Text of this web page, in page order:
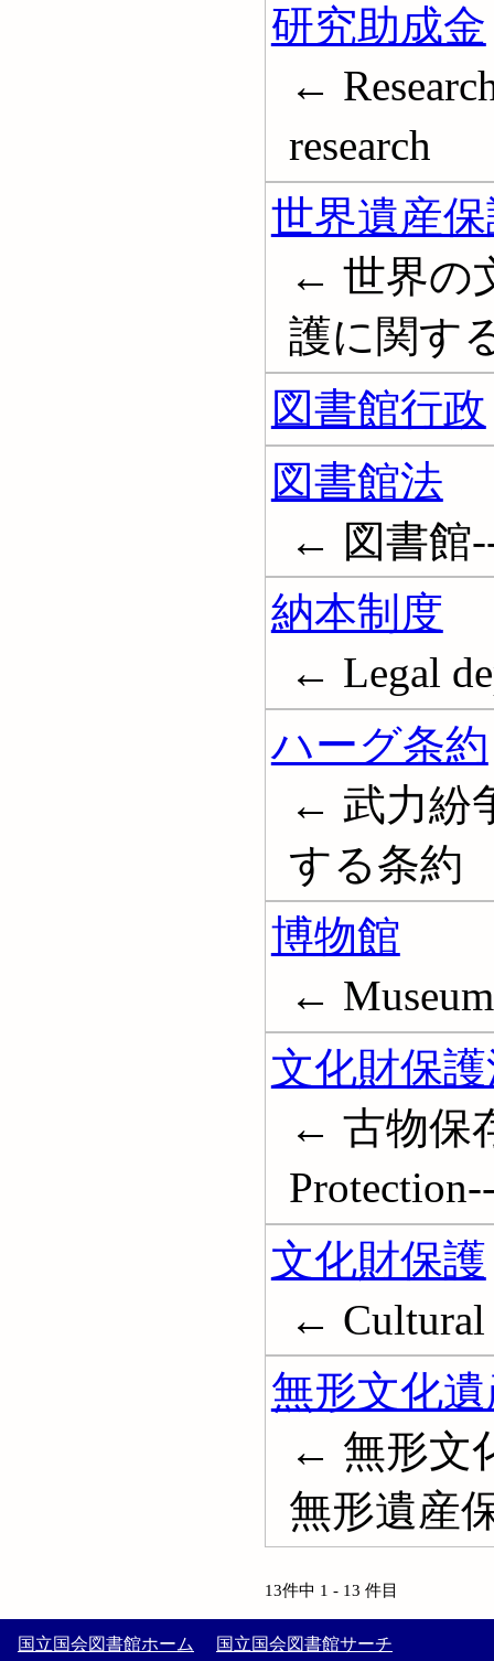
研究助成金
←
research
世界遺産
← 世界の
護に関す
図書館行政
図書館法
← 図書館
納本制度
← Legal
ハーグ条約
← 武力紛
する条約
博物館
←
文化財保
← 古物保
文化財保護
← Cultural
無形文化
← 無形文
無形遺産
13件中 1 - 13 件目
国立国会図書館ホーム 国立国会図書館サーチ